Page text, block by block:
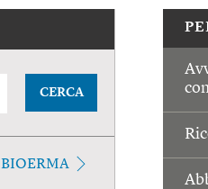
CERCA
BIOERMA